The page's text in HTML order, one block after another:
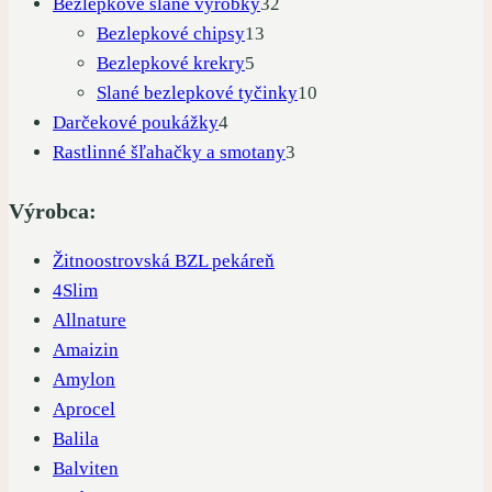
Bezlepkové chipsy13
Bezlepkové krekry5
produktov
Slané bezlepkové tyčinky10
Darčekové poukážky44
produkty
Rastlinné šľahačky a smotany3
Výrobca:
Žitnoostrovská BZL pekáreň
4Slim
Allnature
Amaizin
Amylon
Aprocel
Balila
Balviten